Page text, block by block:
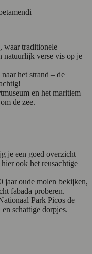
waar traditionele
natuurlijk verse vis op je
het strand – de
en het maritiem
de zee.
je een goed overzicht
ook het reusachtige
jaar oude molen bekijken,
fabada proberen.
Park Picos de
schattige dorpjes.